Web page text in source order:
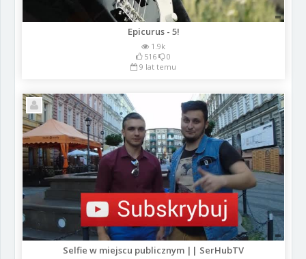
Epicurus - 5!
1.9k
516
0
9 lat temu
Selfie w miejscu publicznym || SerHubTV